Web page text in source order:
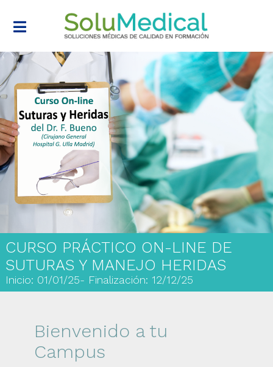
CURSO PRÁCTICO ON-LINE DE
SUTURAS Y MANEJO HERIDAS
Inicio: 01/01/25- Finalización: 12/12/25
Bienvenido a tu
Campus